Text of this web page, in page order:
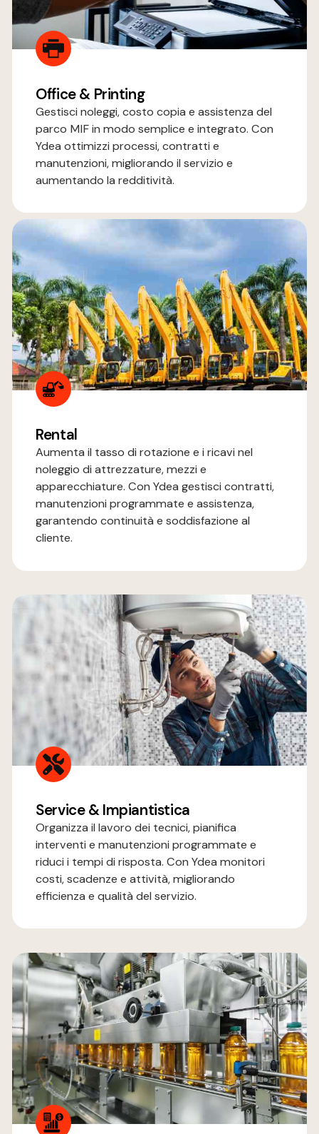
Office & Printing
Gestisci noleggi, costo copia e assistenza del
parco MIF in modo semplice e integrato. Con
Ydea ottimizzi processi, contratti e
manutenzioni, migliorando il servizio e
aumentando la redditività.
Rental
Aumenta il tasso di rotazione e i ricavi nel
noleggio di attrezzature, mezzi e
apparecchiature. Con Ydea gestisci contratti,
manutenzioni programmate e assistenza,
garantendo continuità e soddisfazione al
cliente.
Service & Impiantistica
Organizza il lavoro dei tecnici, pianifica
interventi e manutenzioni programmate e
riduci i tempi di risposta. Con Ydea monitori
costi, scadenze e attività, migliorando
efficienza e qualità del servizio.